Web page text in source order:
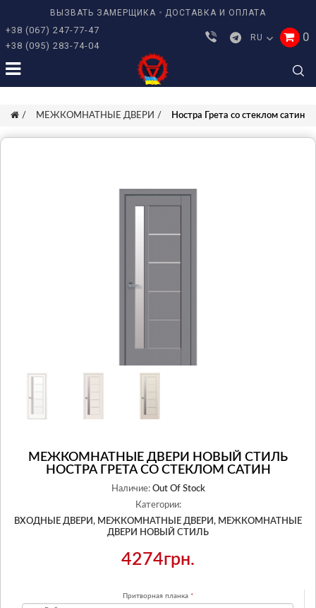
ВЫЗВАТЬ ЗАМЕРЩИКА ДОСТАВКА И ОПЛАТА
+38 (067) 247-77-47
+38 (095) 283-74-04
RU 0
МЕЖКОМНАТНЫЕ ДВЕРИ Ностра Грета со стеклом сатин
МЕЖКОМНАТНЫЕ ДВЕРИ НОВЫЙ СТИЛЬ
НОСТРА ГРЕТА СО СТЕКЛОМ САТИН
Наличие: Out Of Stock
Категории:
ВХОДНЫЕ ДВЕРИ, МЕЖКОМНАТНЫЕ ДВЕРИ, МЕЖКОМНАТНЫЕ
ДВЕРИ НОВЫЙ СТИЛЬ
4274грн.
Притворная планка